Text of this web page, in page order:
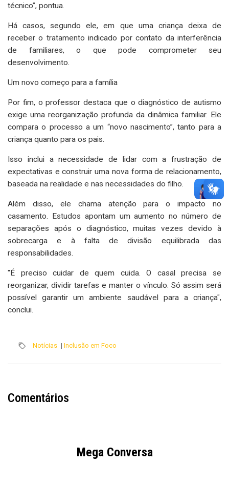
técnico”, pontua.
Há casos, segundo ele, em que uma criança deixa de
receber o tratamento indicado por contato da interferência
de familiares, o que pode comprometer seu
desenvolvimento.
Um novo começo para a família
Por fim, o professor destaca que o diagnóstico de autismo
exige uma reorganização profunda da dinâmica familiar. Ele
compara o processo a um “novo nascimento”, tanto para a
criança quanto para os pais.
Isso inclui a necessidade de lidar com a frustração de
expectativas e construir uma nova forma de relacionamento,
baseada na realidade e nas necessidades do filho.
Além disso, ele chama atenção para o impacto no
casamento. Estudos apontam um aumento no número de
separações após o diagnóstico, muitas vezes devido à
sobrecarga e à falta de divisão equilibrada das
responsabilidades.
"É preciso cuidar de quem cuida. O casal precisa se
reorganizar, dividir tarefas e manter o vínculo. Só assim será
possível garantir um ambiente saudável para a criança",
conclui.
Notícias | Inclusão em Foco
Comentários
Mega Conversa